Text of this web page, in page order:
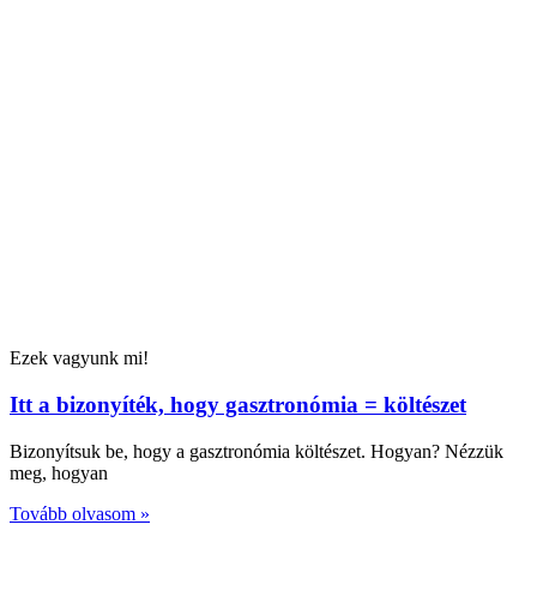
Ezek vagyunk mi!
Itt a bizonyíték, hogy gasztronómia = költészet
Bizonyítsuk be, hogy a gasztronómia költészet. Hogyan? Nézzük
meg, hogyan
Tovább olvasom »